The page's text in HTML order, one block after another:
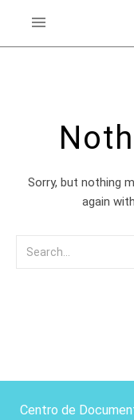
Sorry, but nothing
again
Centro de